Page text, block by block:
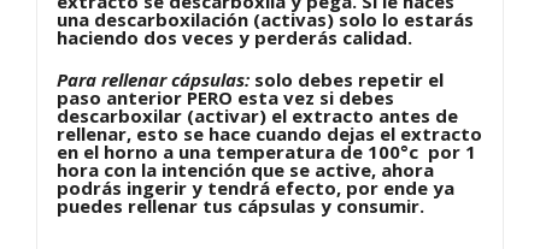
una descarboxilación (activas) solo lo estarás
haciendo dos veces y perderás calidad.
Para rellenar cápsulas:solo debes repetir el
paso anterior PERO esta vez si debes
descarboxilar (activar) el extracto antes de
rellenar, esto se hace cuando dejas el extracto
en el horno a una temperatura de 100°c por 1
hora con la intención que se active, ahora
podrás ingerir y tendrá efecto, por ende ya
puedes rellenar tus cápsulas y consumir.